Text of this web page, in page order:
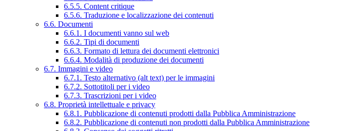
6.5.5. Content critique
6.5.6. Traduzione e localizzazione dei contenuti
6.6. Documenti
6.6.1. I documenti vanno sul web
6.6.2. Tipi di documenti
6.6.3. Formato di lettura dei documenti elettronici
6.6.4. Modalità di produzione dei documenti
6.7. Immagini e video
6.7.1. Testo alternativo (alt text) per le immagini
6.7.2. Sottotitoli per i video
6.7.3. Trascrizioni per i video
6.8. Proprietà intellettuale e privacy
6.8.1. Pubblicazione di contenuti prodotti dalla Pubblica Amministrazione
6.8.2. Pubblicazione di contenuti non prodotti dalla Pubblica Amministrazione